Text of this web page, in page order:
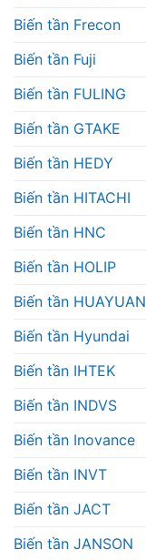
Biến tần Frecon
Biến tần Fuji
Biến tần FULING
Biến tần GTAKE
Biến tần HEDY
Biến tần HITACHI
Biến tần HNC
Biến tần HOLIP
Biến tần HUAYUAN
Biến tần Hyundai
Biến tần IHTEK
Biến tần INDVS
Biến tần Inovance
Biến tần INVT
Biến tần JACT
Biến tần JANSON